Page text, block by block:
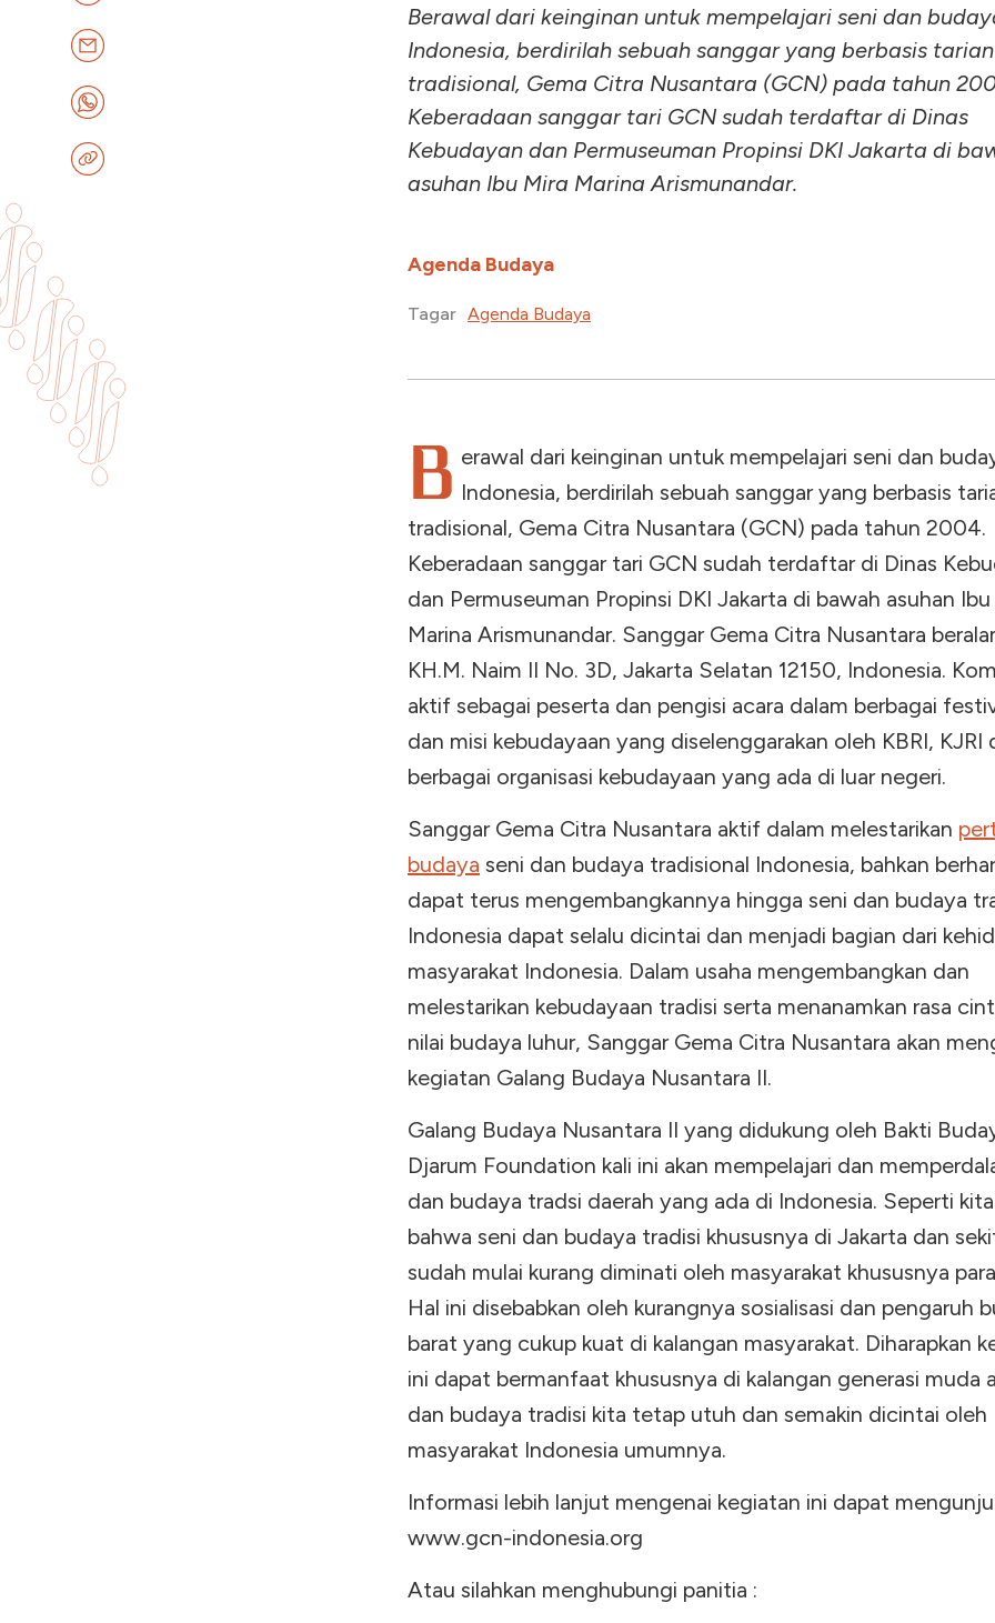
Berawal dari keinginan untuk mempelajari seni dan
Indonesia, berdirilah sebuah sanggar yang berbasis tarian
tradisional, Gema Citra Nusantara (GCN) pada tahun
Keberadaan sanggar tari GCN sudah terdaftar di Dinas
Kebudayan dan Permuseuman Propinsi DKI Jakarta di
asuhan Ibu Mira Marina Arismunandar.
Agenda Budaya
Tagar Agenda Budaya
B erawal dari keinginan untuk mempelajari seni dan
Indonesia, berdirilah sebuah sanggar yang berbasis
tradisional, Gema Citra Nusantara (GCN) pada tahun 2004.
Keberadaan sanggar tari GCN sudah terdaftar di Dinas
dan Permuseuman Propinsi DKI Jakarta di bawah asuhan
Marina Arismunandar. Sanggar Gema Citra Nusantara
KH.M. Naim II No. 3D, Jakarta Selatan 12150, Indonesia.
aktif sebagai peserta dan pengisi acara dalam berbagai
dan misi kebudayaan yang diselenggarakan oleh KBRI, KJRI
berbagai organisasi kebudayaan yang ada di luar negeri.
Sanggar Gema Citra Nusantara aktif dalam melestarikan
budaya seni dan budaya tradisional Indonesia, bahkan
dapat terus mengembangkannya hingga seni dan budaya
Indonesia dapat selalu dicintai dan menjadi bagian dari
masyarakat Indonesia. Dalam usaha mengembangkan dan
melestarikan kebudayaan tradisi serta menanamkan rasa
nilai budaya luhur, Sanggar Gema Citra Nusantara akan
kegiatan Galang Budaya Nusantara II.
Galang Budaya Nusantara II yang didukung oleh Bakti
Djarum Foundation kali ini akan mempelajari dan
dan budaya tradsi daerah yang ada di Indonesia. Seperti
bahwa seni dan budaya tradisi khususnya di Jakarta dan
sudah mulai kurang diminati oleh masyarakat khususnya
Hal ini disebabkan oleh kurangnya sosialisasi dan pengaruh
barat yang cukup kuat di kalangan masyarakat. Diharapkan
ini dapat bermanfaat khususnya di kalangan generasi muda
dan budaya tradisi kita tetap utuh dan semakin dicintai oleh
masyarakat Indonesia umumnya.
Informasi lebih lanjut mengenai kegiatan ini dapat
www.gcn-indonesia.org
Atau silahkan menghubungi panitia :